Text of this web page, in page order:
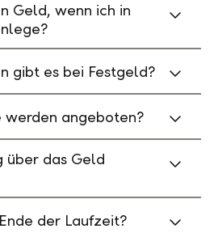
Geld, wenn ich in
gibt es bei Festgeld?
werden angeboten?
über das Geld
der Laufzeit?